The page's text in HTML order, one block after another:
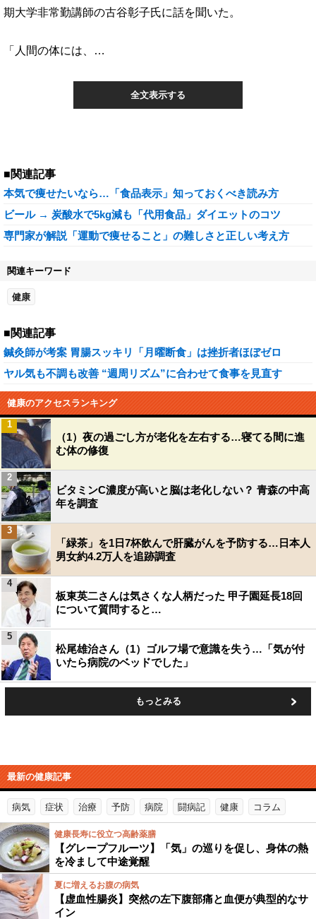
期大学非常勤講師の古谷彰子氏に話を聞いた。
「人間の体には、…
全文表示する
■関連記事
本気で痩せたいなら…「食品表示」知っておくべき読み方
ビール → 炭酸水で5kg減も「代用食品」ダイエットのコツ
専門家が解説「運動で痩せること」の難しさと正しい考え方
関連キーワード
健康
■関連記事
鍼灸師が考案 胃腸スッキリ「月曜断食」は挫折者ほぼゼロ
ヤル気も不調も改善 “週周リズム”に合わせて食事を見直す
健康のアクセスランキング
（1）夜の過ごし方が老化を左右する…寝てる間に進
む体の修復
1
ビタミンC濃度が高いと脳は老化しない？ 青森の中高
年を調査
2
「緑茶」を1日7杯飲んで肝臓がんを予防する…日本人
男女約4.2万人を追跡調査
3
板東英二さんは気さくな人柄だった 甲子園延長18回
について質問すると…
4
松尾雄治さん（1）ゴルフ場で意識を失う…「気が付
いたら病院のベッドでした」
5
もっとみる
最新の健康記事
病気 症状 治療 予防 病院 闘病記 健康 コラム
健康長寿に役立つ高齢薬膳
【グレープフルーツ】「気」の巡りを促し、身体の熱
を冷まして中途覚醒
夏に増えるお腹の病気
【虚血性腸炎】突然の左下腹部痛と血便が典型的なサ
イン